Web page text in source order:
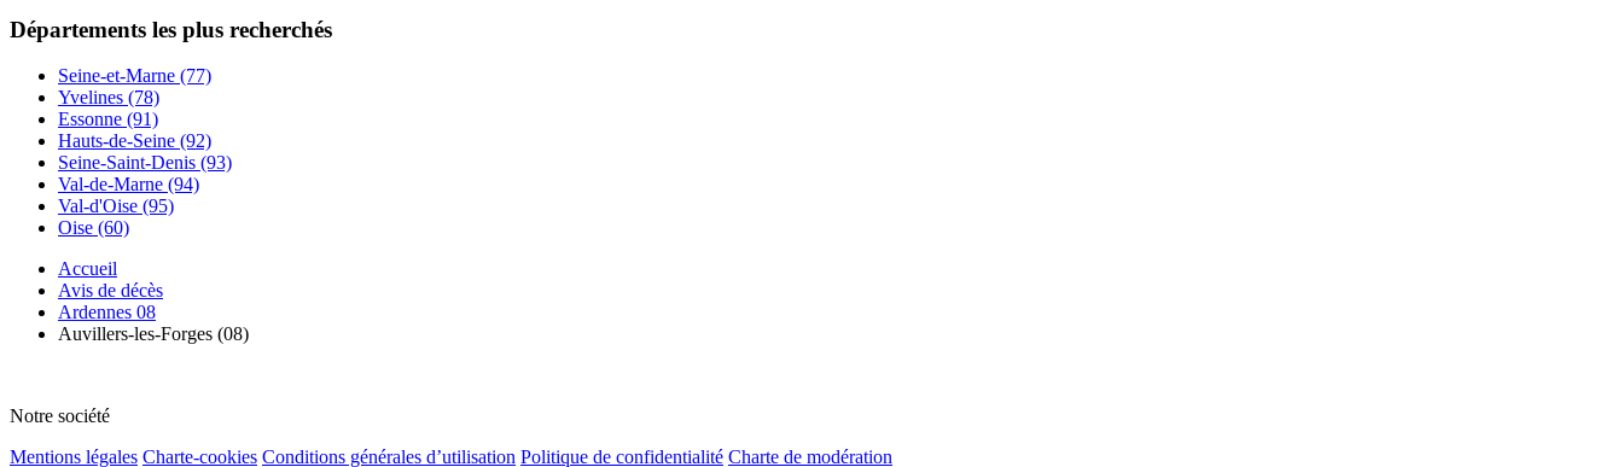
Départements les plus recherchés
Seine-et-Marne (77)
Yvelines (78)
Essonne (91)
Hauts-de-Seine (92)
Seine-Saint-Denis (93)
Val-de-Marne (94)
Val-d'Oise (95)
Oise (60)
Accueil
Avis de décès
Ardennes 08
Auvillers-les-Forges (08)
Notre société
Mentions légales Charte-cookies Conditions générales d’utilisation Politique de confidentialité Charte de modération